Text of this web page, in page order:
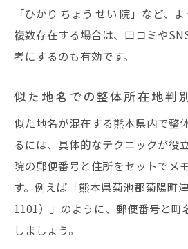
「ひかり ちょう せい 院」など、
複数存在する場合は、口コミや
考にするのも有効です。
似た地名での整体所在地判
似た地名が混在する熊本県内で整
るには、具体的なテクニックが役
院の郵便番号と住所をセットでメ
す。例えば「熊本県菊池郡菊陽町
1101）」のように、郵便番号と町
しましょう。